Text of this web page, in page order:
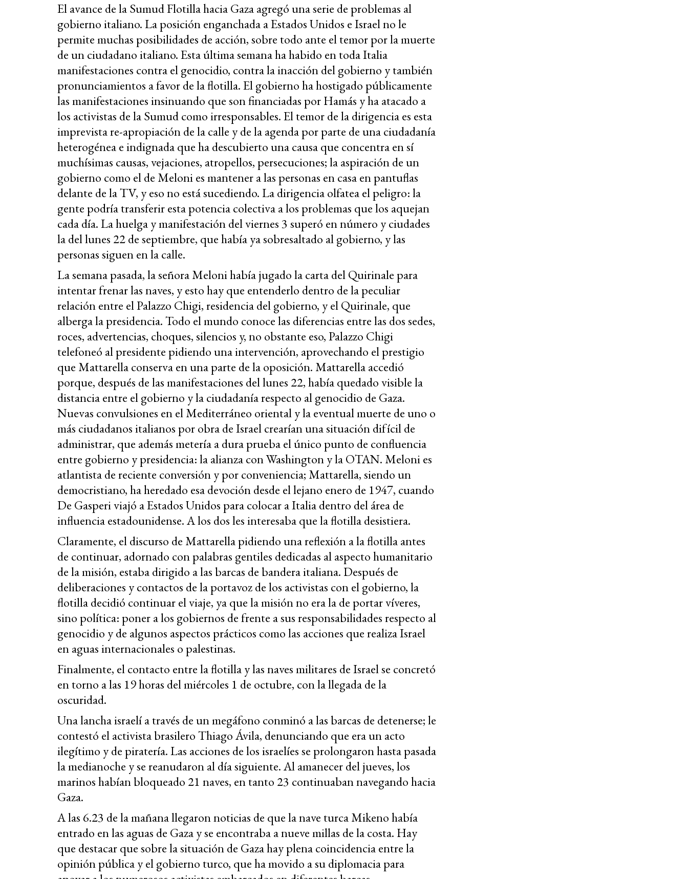
El avance de la Sumud Flotilla hacia Gaza agregó una serie de problemas al
gobierno italiano. La posición enganchada a Estados Unidos e Israel no le
permite muchas posibilidades de acción, sobre todo ante el temor por la muerte
de un ciudadano italiano. Esta última semana ha habido en toda Italia
manifestaciones contra el genocidio, contra la inacción del gobierno y también
pronunciamientos a favor de la flotilla. El gobierno ha hostigado públicamente
las manifestaciones insinuando que son financiadas por Hamás y ha atacado a
los activistas de la Sumud como irresponsables. El temor de la dirigencia es esta
imprevista re-apropiación de la calle y de la agenda por parte de una ciudadanía
heterogénea e indignada que ha descubierto una causa que concentra en sí
muchísimas causas, vejaciones, atropellos, persecuciones; la aspiración de un
gobierno como el de Meloni es mantener a las personas en casa en pantuflas
delante de la TV, y eso no está sucediendo. La dirigencia olfatea el peligro: la
gente podría transferir esta potencia colectiva a los problemas que los aquejan
cada día. La huelga y manifestación del viernes 3 superó en número y ciudades
la del lunes 22 de septiembre, que había ya sobresaltado al gobierno, y las
personas siguen en la calle.
La semana pasada, la señora Meloni había jugado la carta del Quirinale para
intentar frenar las naves, y esto hay que entenderlo dentro de la peculiar
relación entre el Palazzo Chigi, residencia del gobierno, y el Quirinale, que
alberga la presidencia. Todo el mundo conoce las diferencias entre las dos sedes,
roces, advertencias, choques, silencios y, no obstante eso, Palazzo Chigi
telefoneó al presidente pidiendo una intervención, aprovechando el prestigio
que Mattarella conserva en una parte de la oposición. Mattarella accedió
porque, después de las manifestaciones del lunes 22, había quedado visible la
distancia entre el gobierno y la ciudadanía respecto al genocidio de Gaza.
Nuevas convulsiones en el Mediterráneo oriental y la eventual muerte de uno o
más ciudadanos italianos por obra de Israel crearían una situación difícil de
administrar, que además metería a dura prueba el único punto de confluencia
entre gobierno y presidencia: la alianza con Washington y la OTAN. Meloni es
atlantista de reciente conversión y por conveniencia; Mattarella, siendo un
democristiano, ha heredado esa devoción desde el lejano enero de 1947, cuando
De Gasperi viajó a Estados Unidos para colocar a Italia dentro del área de
influencia estadounidense. A los dos les interesaba que la flotilla desistiera.
Claramente, el discurso de Mattarella pidiendo una reflexión a la flotilla antes
de continuar, adornado con palabras gentiles dedicadas al aspecto humanitario
de la misión, estaba dirigido a las barcas de bandera italiana. Después de
deliberaciones y contactos de la portavoz de los activistas con el gobierno, la
flotilla decidió continuar el viaje, ya que la misión no era la de portar víveres,
sino política: poner a los gobiernos de frente a sus responsabilidades respecto al
genocidio y de algunos aspectos prácticos como las acciones que realiza Israel
en aguas internacionales o palestinas.
Finalmente, el contacto entre la flotilla y las naves militares de Israel se concretó
en torno a las 19 horas del miércoles 1 de octubre, con la llegada de la
oscuridad.
Una lancha israelí a través de un megáfono conminó a las barcas de detenerse; le
contestó el activista brasilero Thiago Ávila, denunciando que era un acto
ilegítimo y de piratería. Las acciones de los israelíes se prolongaron hasta pasada
la medianoche y se reanudaron al día siguiente. Al amanecer del jueves, los
marinos habían bloqueado 21 naves, en tanto 23 continuaban navegando hacia
Gaza.
A las 6.23 de la mañana llegaron noticias de que la nave turca Mikeno había
entrado en las aguas de Gaza y se encontraba a nueve millas de la costa. Hay
que destacar que sobre la situación de Gaza hay plena coincidencia entre la
opinión pública y el gobierno turco, que ha movido a su diplomacia para